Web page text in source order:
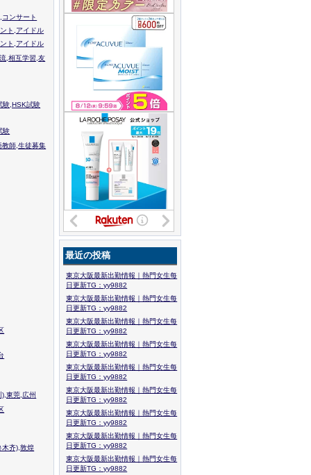
ンサート
ト,アイドル
ト,アイドル
,相互学習,友
験,HSK試験
験
教師,生徒募集
東莞,広州
木齐),敦煌
最近の投稿
東京大阪最新出勤情報｜熱門女生每
日更新TG：yy9882
東京大阪最新出勤情報｜熱門女生每
日更新TG：yy9882
東京大阪最新出勤情報｜熱門女生每
日更新TG：yy9882
東京大阪最新出勤情報｜熱門女生每
日更新TG：yy9882
東京大阪最新出勤情報｜熱門女生每
日更新TG：yy9882
東京大阪最新出勤情報｜熱門女生每
日更新TG：yy9882
東京大阪最新出勤情報｜熱門女生每
日更新TG：yy9882
東京大阪最新出勤情報｜熱門女生每
日更新TG：yy9882
東京大阪最新出勤情報｜熱門女生每
日更新TG：yy9882